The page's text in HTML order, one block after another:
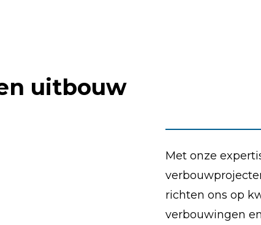
uitbouw
Met onze
richten ons op
verbouwingen